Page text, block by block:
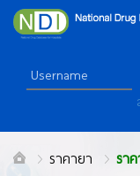
ราคายา รา